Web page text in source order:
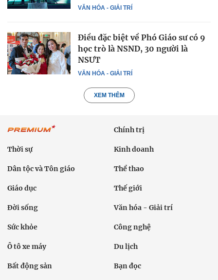
VĂN HÓA - GIẢI TRÍ
VĂN HÓA - GIẢI TRÍ
Điều đặc biệt về Phó Giáo sư có 9
học trò là NSND, 30 người là
NSƯT
XEM THÊM
Chính trị
Thời sự Kinh doanh
Dân tộc và Tôn giáo Thể thao
Giáo dục Thế giới
Đời sống Văn hóa - Giải trí
Sức khỏe Công nghệ
Ô tô xe máy Du lịch
Bất động sản Bạn đọc